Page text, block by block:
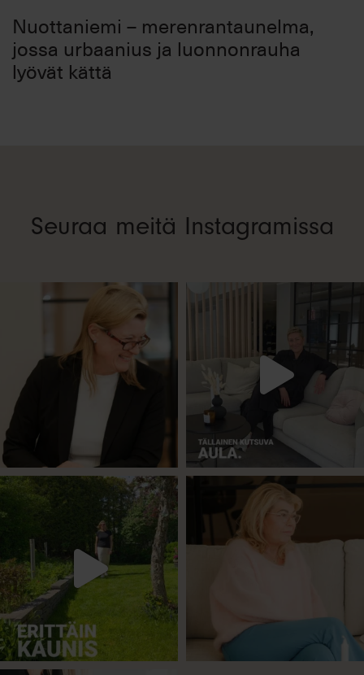
Nuottaniemi – merenrantaunelma,
jossa urbaanius ja luonnonrauha
lyövät kättä
Seuraa meitä Instagramissa